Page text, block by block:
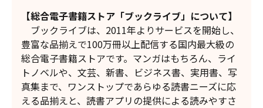
【総合電子書籍ストア「ブックライブ」について】
ブックライブは、2011年よりサービスを開始し、
豊富な品揃えで100万冊以上配信する国内最大級の
総合電子書籍ストアです。マンガはもちろん、ライ
トノベルや、文芸、新書、ビジネス書、実用書、写
真集まで、ワンストップであらゆる読書ニーズに応
える品揃えと、読書アプリの提供による読みやすさ